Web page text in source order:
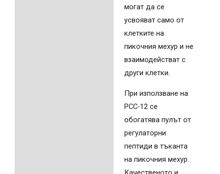
могат да се
усвояват само от
клетките на
пикочния мехур и не
взаимодействат с
други клетки.
При използване на
PCC-12 се
обогатява пулът от
регулаторни
пептиди в тъканта
на пикочния мехур.